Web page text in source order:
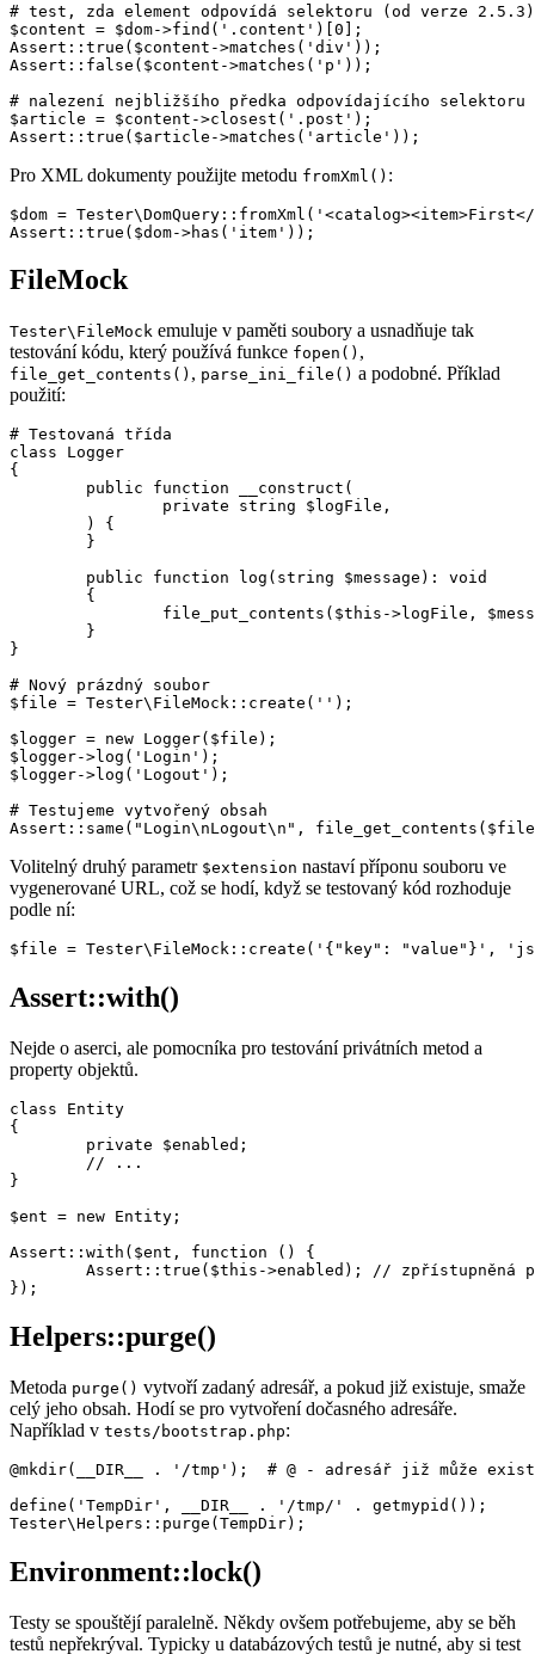
# test, zda element odpovídá selektoru (od verze 2.5.3)
$content = $dom->find('.content')[0];
Assert::true($content->matches('div'));
Assert::false($content->matches('p'));
# nalezení nejbližšího předka odpovídajícího
$article = $content->closest('.post');
Pro XML dokumenty použijte metodu fromXml() :
$dom =
FileMock
Tester\FileMock emuluje v paměti soubory a usnadňuje tak
testování kódu, který používá funkce fopen() ,
file_get_contents() , parse_ini_file() a podobné. Příklad
použití:
# Testovaná třída
class Logger
{
}
# Nový prázdný soubor
$file = Tester\FileMock::create('');
$logger = new Logger($file);
$logger->log('Login');
$logger->log('Logout');
# Testujeme vytvořený obsah
Volitelný druhý parametr $extension nastaví příponu souboru ve
vygenerované URL, což se hodí, když se testovaný kód rozhoduje
podle ní:
Assert::with()
Nejde o aserci, ale pomocníka pro testování privátních metod a
property objektů.
class Entity
{
}
$ent = new Entity;
Assert::with($ent, function () {
Helpers::purge()
Metoda purge() vytvoří zadaný adresář, a pokud již existuje, smaže
celý jeho obsah. Hodí se pro vytvoření dočasného adresáře.
Například v tests/bootstrap.php:
@mkdir(__DIR__ . '/tmp');  # @ - adresář již může
define('TempDir', __DIR__ . '/tmp/' . getmypid());
Environment::lock()
Testy se spouštějí paralelně. Někdy ovšem potřebujeme, aby se běh
testů nepřekrýval. Typicky u databázových testů je nutné, aby si test